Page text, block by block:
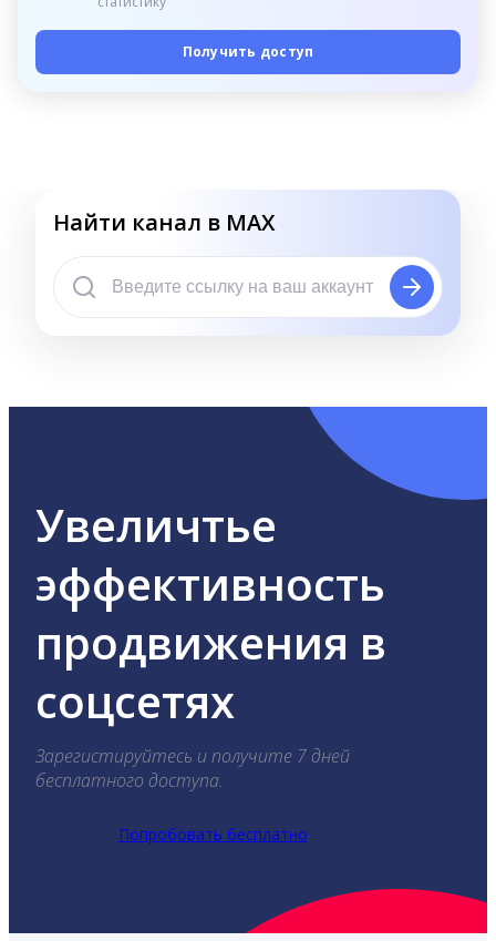
Получить доступ
Найти канал в MAX
Увеличтье
эффективность
продвижения в
соцсетях
Зарегистируйтесь и получите 7 дней
бесплатного доступа.
Попробовать бесплатно